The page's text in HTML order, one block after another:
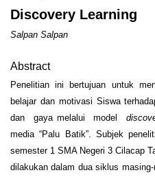
Discovery Learning
Salpan Salpan
Abstract
Penelitian ini bertujuan untuk
belajar dan motivasi Siswa
dan gaya melalui model
media “Palu Batik”. Subjek
semester 1 SMA Negeri 3 Cilacap
dilakukan dalam dua siklus